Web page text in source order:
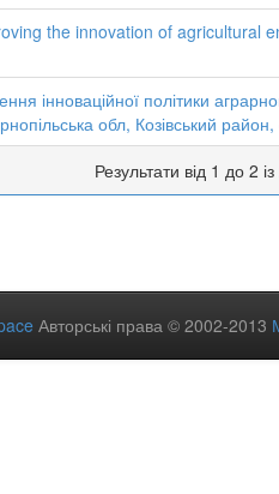
the innovation of agricultural
інноваційної політики
обл, Козівський район,
Результати від 1 до 2 із
Авторські права © 2002-2013